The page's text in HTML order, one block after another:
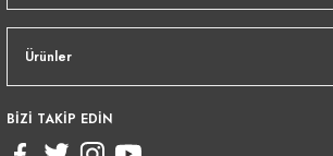
Ürünler
BİZİ TAKİP EDİN